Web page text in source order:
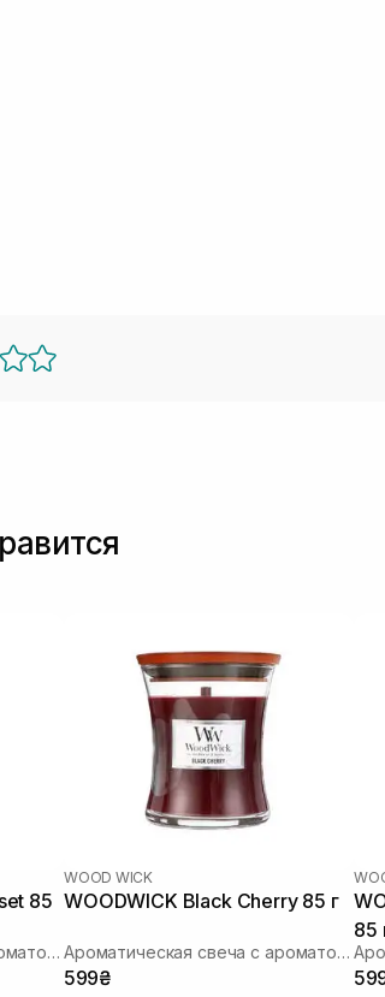
85
Ароматическая свеча с ароматом цитрусовых, кокоса и ванили
WOOD WICK
WOODWICK Black Cherry 85 г
Ароматическая свеча с ароматом сочной черешни
599₴
85